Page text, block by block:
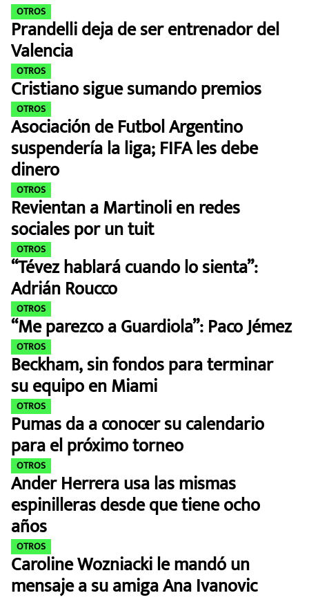
FUTBOL ESTUFA
FÓRMULA 1
BOXEO
LIGA MX
NFL
OTROS
Prandelli deja de ser entrenador del
Valencia
OTROS
Cristiano sigue sumando premios
OTROS
Asociación de Futbol Argentino
suspendería la liga; FIFA les debe
dinero
OTROS
Revientan a Martinoli en redes
sociales por un tuit
OTROS
“Tévez hablará cuando lo sienta”:
Adrián Roucco
OTROS
“Me parezco a Guardiola”: Paco Jémez
OTROS
Beckham, sin fondos para terminar
su equipo en Miami
OTROS
Pumas da a conocer su calendario
para el próximo torneo
OTROS
Ander Herrera usa las mismas
espinilleras desde que tiene ocho
años
OTROS
Caroline Wozniacki le mandó un
mensaje a su amiga Ana Ivanovic